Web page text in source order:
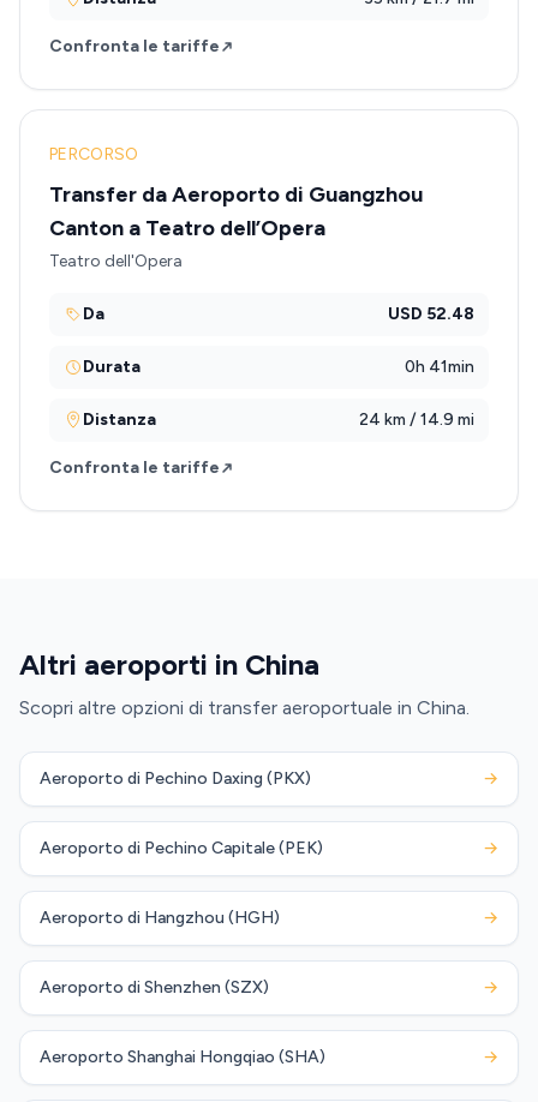
Confronta le tariffe
PERCORSO
Transfer da Aeroporto di Guangzhou
Canton a Teatro dell’Opera
Teatro dell'Opera
Da USD 52.48
Durata 0h 41min
Distanza 24 km / 14.9 mi
Confronta le tariffe
Altri aeroporti in China
Scopri altre opzioni di transfer aeroportuale in China.
Aeroporto di Pechino Daxing (PKX) →
Aeroporto di Pechino Capitale (PEK) →
Aeroporto di Hangzhou (HGH) →
Aeroporto di Shenzhen (SZX) →
Aeroporto Shanghai Hongqiao (SHA) →